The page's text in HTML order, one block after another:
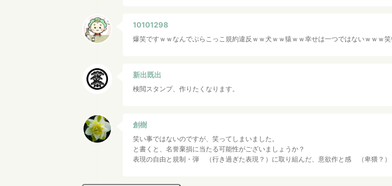
10101298
爆笑ですｗｗなんでぶらこっこ規約違反ｗｗ犬ｗｗ猿ｗｗ幸せは一つではないｗｗｗ
新出既出
検閲スタンプ、作りたくなります。
創樹
笑い事ではないのですが、笑ってしまいました。
と書くと、名誉棄損に当たる可能性がございましょうか？
表現の自由と規制・弾 （行き過ぎた表現？）に取り組んだ、意欲作と感 （卑猥？）